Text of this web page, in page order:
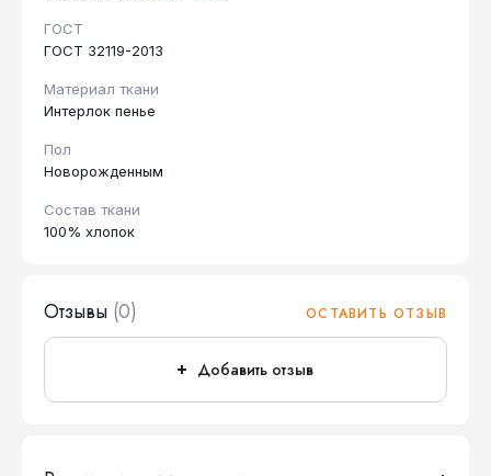
ГОСТ
ГОСТ 32119-2013
Материал ткани
Интерлок пенье
Пол
Новорожденным
Состав ткани
100% хлопок
Отзывы (0) ОСТАВИТЬ ОТЗЫВ
Добавить отзыв